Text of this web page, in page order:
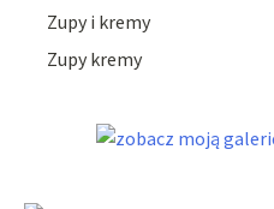
Zupy i kremy
Zupy kremy